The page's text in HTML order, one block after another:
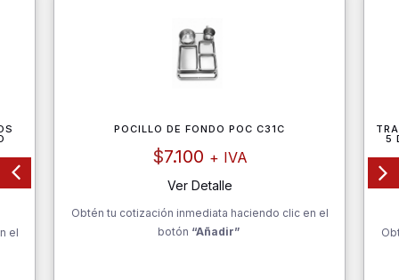
el
POCILLO DE FONDO POC C31C
$7.100 + IVA
Ver Detalle
Obtén tu cotización inmediata haciendo clic en el
botón “Añadir”
5